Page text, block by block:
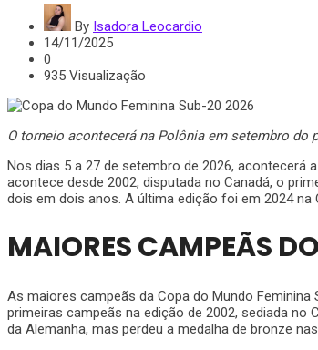
By Isadora Leocardio
14/11/2025
0
935 Visualização
O torneio acontecerá na Polônia em setembro do
Nos dias 5 a 27 de setembro de 2026, acontecerá
acontece desde 2002, disputada no Canadá, o
dois em dois anos. A última edição foi em 2024
MAIORES CAMPEÃS
As maiores campeãs da Copa do Mundo
primeiras campeãs na edição de 2002, sediada
da Alemanha, mas perdeu a medalha de bronze